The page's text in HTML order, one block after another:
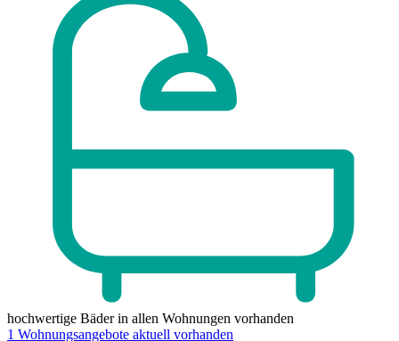
hochwertige Bäder in allen Wohnungen vorhanden
1 Wohnungsangebote aktuell vorhanden